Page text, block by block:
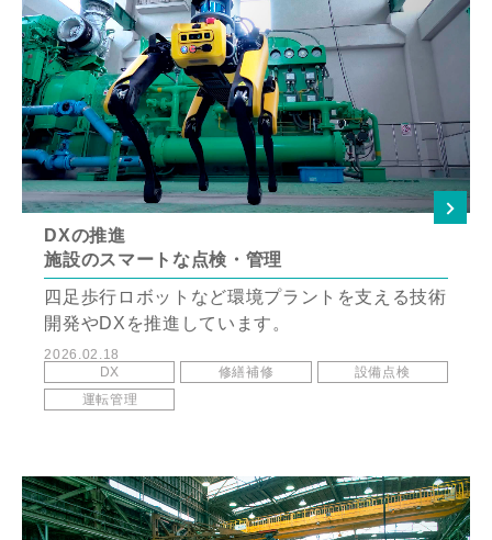
DXの推進
施設のスマートな点検・管理
四足歩行ロボットなど環境プラントを支える技術
開発やDXを推進しています。
2026.02.18
DX
修繕補修
設備点検
運転管理